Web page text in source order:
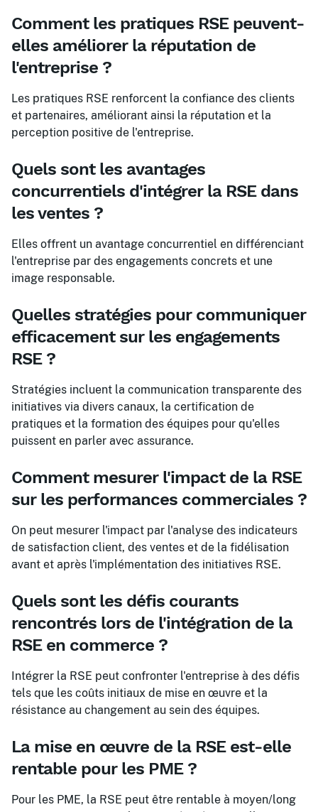
Comment les pratiques RSE peuvent-
elles améliorer la réputation de
l'entreprise ?
Les pratiques RSE renforcent la confiance des clients
et partenaires, améliorant ainsi la réputation et la
perception positive de l'entreprise.
Quels sont les avantages
concurrentiels d'intégrer la RSE dans
les ventes ?
Elles offrent un avantage concurrentiel en différenciant
l'entreprise par des engagements concrets et une
image responsable.
Quelles stratégies pour communiquer
efficacement sur les engagements
RSE ?
Stratégies incluent la communication transparente des
initiatives via divers canaux, la certification de
pratiques et la formation des équipes pour qu'elles
puissent en parler avec assurance.
Comment mesurer l'impact de la RSE
sur les performances commerciales ?
On peut mesurer l'impact par l'analyse des indicateurs
de satisfaction client, des ventes et de la fidélisation
avant et après l'implémentation des initiatives RSE.
Quels sont les défis courants
rencontrés lors de l'intégration de la
RSE en commerce ?
Intégrer la RSE peut confronter l'entreprise à des défis
tels que les coûts initiaux de mise en œuvre et la
résistance au changement au sein des équipes.
La mise en œuvre de la RSE est-elle
rentable pour les PME ?
Pour les PME, la RSE peut être rentable à moyen/long